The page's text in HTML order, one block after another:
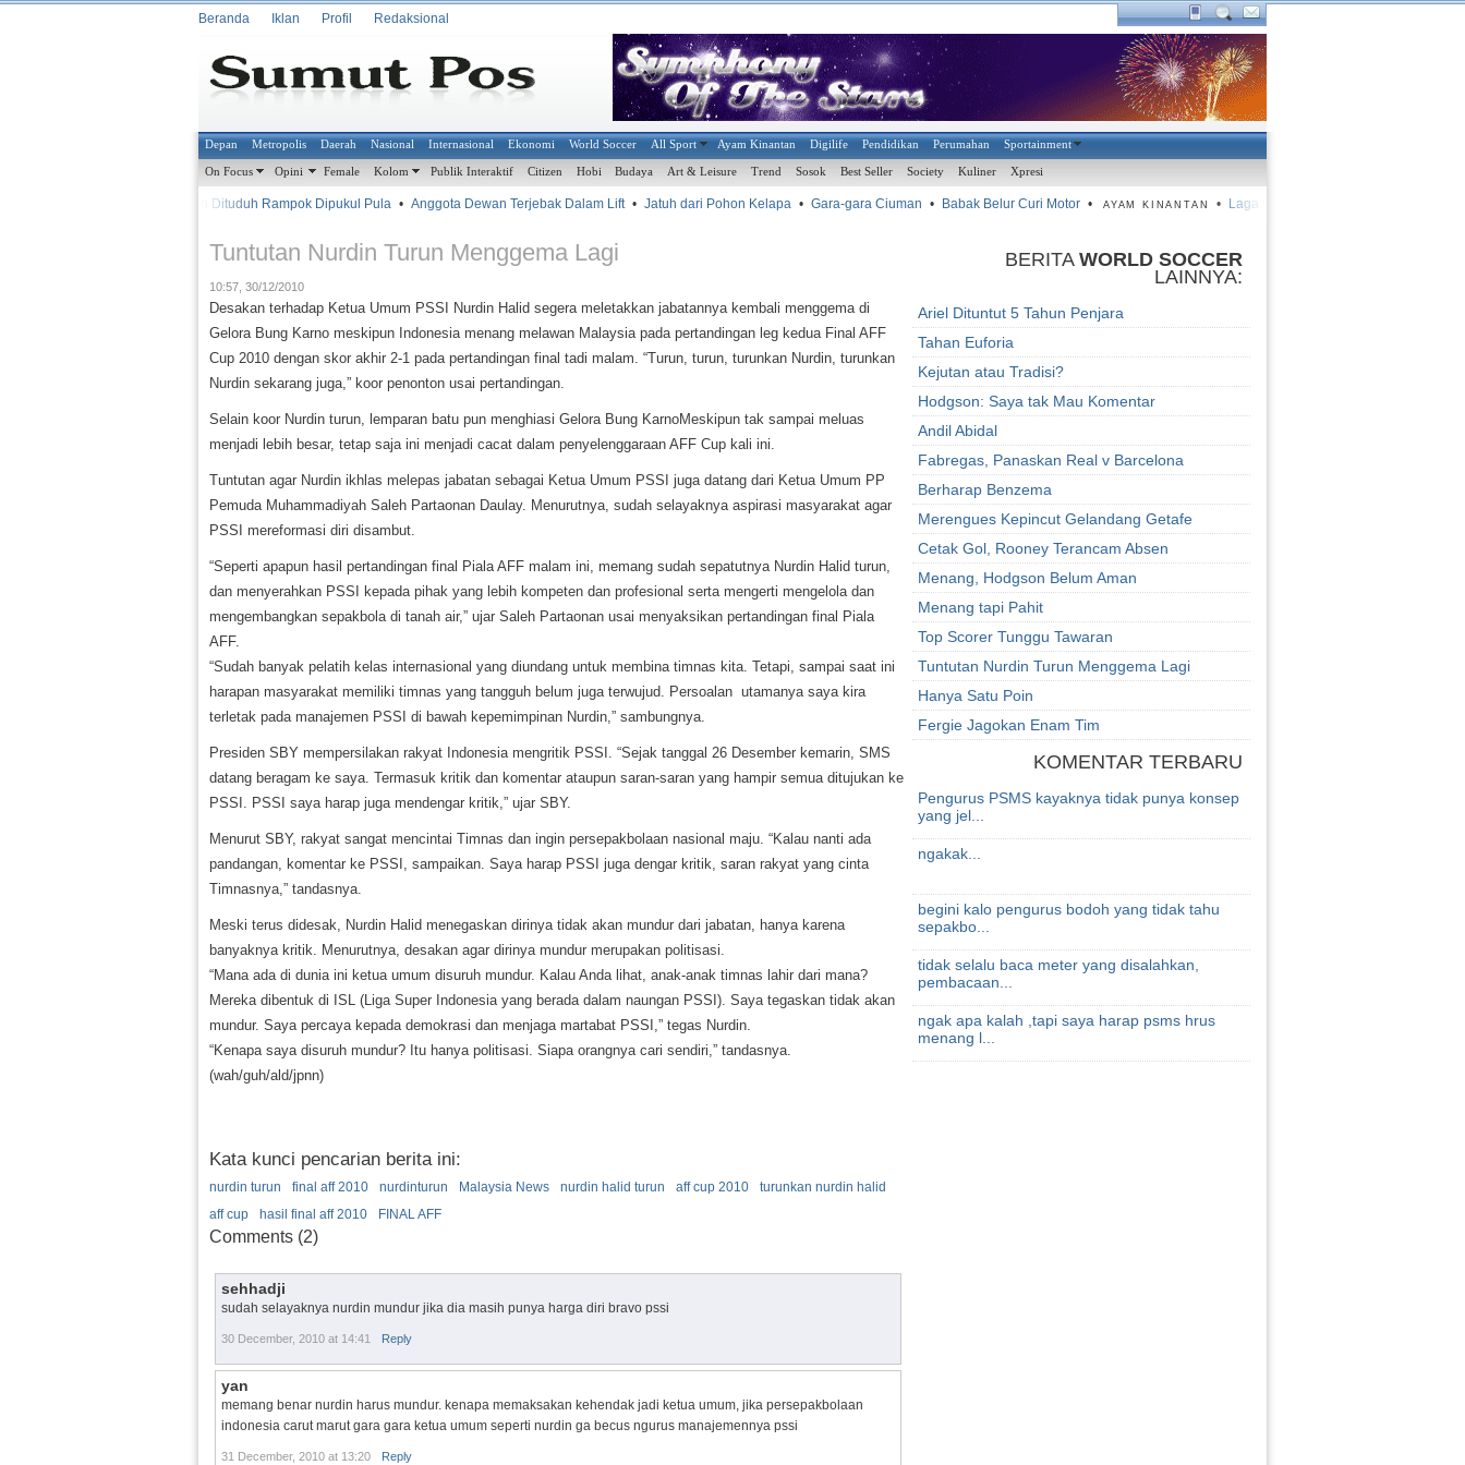
Beranda Iklan Profil Redaksional
Depan Metropolis Daerah Nasional Internasional Ekonomi World Soccer All Sport Ayam Kinantan Digilife Pendidikan Perumahan Sportainment
On Focus Opini Female Kolom Publik Interaktif Citizen Hobi Budaya Art & Leisure Trend Sosok Best Seller Society Kuliner Xpresi
Sudah Dituduh Rampok Dipukul Pula • Anggota Dewan Terjebak Dalam Lift • Jatuh dari Pohon Kelapa • Gara-gara Ciuman • Babak Belur Curi Motor • AYAM KINANTAN • Laga Luka
Tuntutan Nurdin Turun Menggema Lagi
10:57, 30/12/2010
Desakan terhadap Ketua Umum PSSI Nurdin Halid segera meletakkan jabatannya kembali menggema di
Gelora Bung Karno meskipun Indonesia menang melawan Malaysia pada pertandingan leg kedua Final AFF
Cup 2010 dengan skor akhir 2-1 pada pertandingan final tadi malam. “Turun, turun, turunkan Nurdin, turunkan
Nurdin sekarang juga,” koor penonton usai pertandingan.
Selain koor Nurdin turun, lemparan batu pun menghiasi Gelora Bung KarnoMeskipun tak sampai meluas
menjadi lebih besar, tetap saja ini menjadi cacat dalam penyelenggaraan AFF Cup kali ini.
Tuntutan agar Nurdin ikhlas melepas jabatan sebagai Ketua Umum PSSI juga datang dari Ketua Umum PP
Pemuda Muhammadiyah Saleh Partaonan Daulay. Menurutnya, sudah selayaknya aspirasi masyarakat agar
PSSI mereformasi diri disambut.
“Seperti apapun hasil pertandingan final Piala AFF malam ini, memang sudah sepatutnya Nurdin Halid turun,
dan menyerahkan PSSI kepada pihak yang lebih kompeten dan profesional serta mengerti mengelola dan
mengembangkan sepakbola di tanah air,” ujar Saleh Partaonan usai menyaksikan pertandingan final Piala
AFF.
“Sudah banyak pelatih kelas internasional yang diundang untuk membina timnas kita. Tetapi, sampai saat ini
harapan masyarakat memiliki timnas yang tangguh belum juga terwujud. Persoalan utamanya saya kira
terletak pada manajemen PSSI di bawah kepemimpinan Nurdin,” sambungnya.
Presiden SBY mempersilakan rakyat Indonesia mengritik PSSI. “Sejak tanggal 26 Desember kemarin, SMS
datang beragam ke saya. Termasuk kritik dan komentar ataupun saran-saran yang hampir semua ditujukan ke
PSSI. PSSI saya harap juga mendengar kritik,” ujar SBY.
Menurut SBY, rakyat sangat mencintai Timnas dan ingin persepakbolaan nasional maju. “Kalau nanti ada
pandangan, komentar ke PSSI, sampaikan. Saya harap PSSI juga dengar kritik, saran rakyat yang cinta
Timnasnya,” tandasnya.
Meski terus didesak, Nurdin Halid menegaskan dirinya tidak akan mundur dari jabatan, hanya karena
banyaknya kritik. Menurutnya, desakan agar dirinya mundur merupakan politisasi.
“Mana ada di dunia ini ketua umum disuruh mundur. Kalau Anda lihat, anak-anak timnas lahir dari mana?
Mereka dibentuk di ISL (Liga Super Indonesia yang berada dalam naungan PSSI). Saya tegaskan tidak akan
mundur. Saya percaya kepada demokrasi dan menjaga martabat PSSI,” tegas Nurdin.
“Kenapa saya disuruh mundur? Itu hanya politisasi. Siapa orangnya cari sendiri,” tandasnya.
(wah/guh/ald/jpnn)
Kata kunci pencarian berita ini:
nurdin turun final aff 2010 nurdinturun Malaysia News nurdin halid turun aff cup 2010
turunkan nurdin halid
aff cup
hasil final aff 2010 FINAL AFF
Comments (2)
sehhadji
sudah selayaknya nurdin mundur jika dia masih punya harga diri bravo pssi
30 December, 2010 at 14:41 Reply
yan
memang benar nurdin harus mundur. kenapa memaksakan kehendak jadi ketua umum, jika persepakbolaan
indonesia carut marut gara gara ketua umum seperti nurdin ga becus ngurus manajemennya pssi
31 December, 2010 at 13:20 Reply
BERITA WORLD SOCCER
LAINNYA:
Ariel Dituntut 5 Tahun Penjara
Tahan Euforia
Kejutan atau Tradisi?
Hodgson: Saya tak Mau Komentar
Andil Abidal
Fabregas, Panaskan Real v Barcelona
Berharap Benzema
Merengues Kepincut Gelandang Getafe
Cetak Gol, Rooney Terancam Absen
Menang, Hodgson Belum Aman
Menang tapi Pahit
Top Scorer Tunggu Tawaran
Tuntutan Nurdin Turun Menggema Lagi
Hanya Satu Poin
Fergie Jagokan Enam Tim
KOMENTAR TERBARU
Pengurus PSMS kayaknya tidak punya konsep
yang jel...
ngakak...
begini kalo pengurus bodoh yang tidak tahu
sepakbo...
tidak selalu baca meter yang disalahkan,
pembacaan...
ngak apa kalah ,tapi saya harap psms hrus
menang l...